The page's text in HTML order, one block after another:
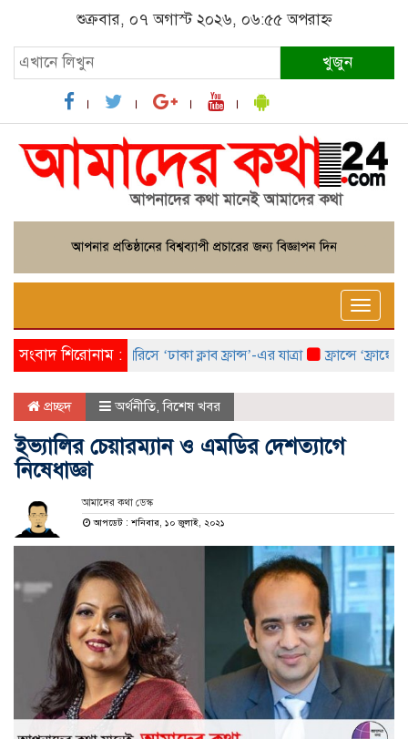
শুক্রবার, ০৭ অগাস্ট ২০২৬, ০৬:৫৫ অপরাহ্ন
খুজুন
Toggle
সংবাদ শিরোনাম :প্যারিসে ‘ঢাকা ক্লাব ফ্রান্স’-এর যাত্রা ফ্রান্সে ‘ফ্রাঙ্কো
প্রচ্ছদ অর্থনীতি,বিশেষ খবর
ইভ্যালির চেয়ারম্যান ও এমডির দেশত্যাগে
নিষেধাজ্ঞা
আমাদের কথা ডেস্ক
আপডেট : শনিবার, ১০ জুলাই, ২০২১